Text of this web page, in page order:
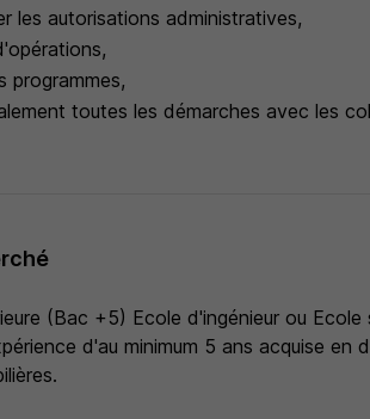
les autorisations administratives,
programmes,
toutes les démarches avec les
(Bac +5) Ecole d'ingénieur ou Ecole
d'au minimum 5 ans acquise en